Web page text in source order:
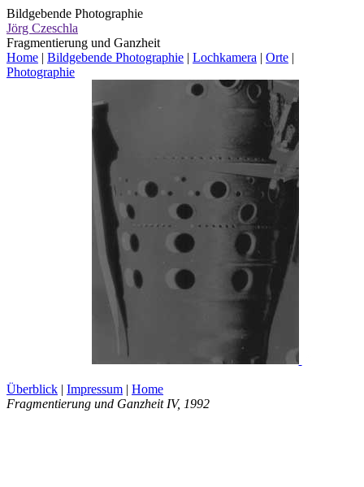
Bildgebende Photographie
Jörg Czeschla
Fragmentierung und Ganzheit
Home | Bildgebende Photographie | Lochkamera | Orte |
Photographie
Überblick | Impressum | Home
Fragmentierung und Ganzheit IV, 1992